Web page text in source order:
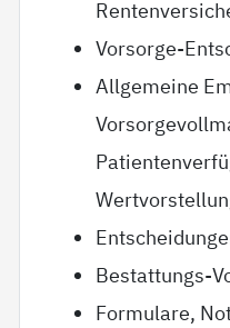
Vorsorge-
Allgemeine
Bestattungs-
Formulare,